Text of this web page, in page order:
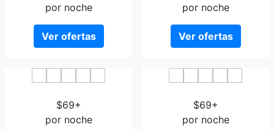
por noche
Ver ofertas
por noche
Ver ofertas
$69+
por noche
$69+
por noche